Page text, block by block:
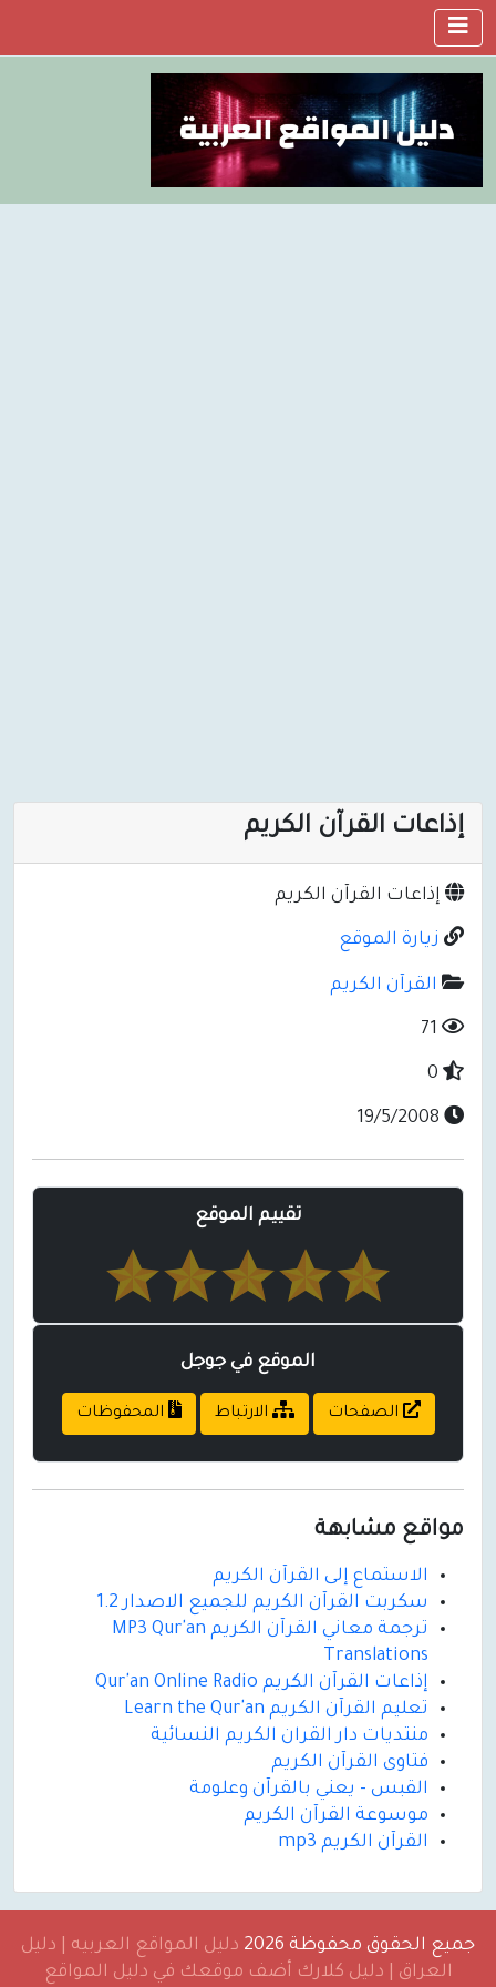
إذاعات القرآن الكريم
إذاعات القرآن الكريم
زيارة الموقع
القرآن الكريم
تقييم الموقع
الموقع في جوجل
الصفحات الارتباط المحفوظات
مواقع مشابهة
الاستماع إلى القرآن الكريم
سكربت القرآن الكريم للجميع الاصدار 1.2
ترجمة معاني القرآن الكريم MP3 Qur'an
Translations
إذاعات القرآن الكريم Qur'an Online Radio
تعليم القرآن الكريم Learn the Qur'an
منتديات دار القران الكريم النسائية
فتاوى القرآن الكريم
القبس - يعني بالقرآن وعلومة
موسوعة القرآن الكريم
القرآن الكريم mp3
جميع الحقوق محفوظة 2026
دليل المواقع العربيه | دليل
العراق | دليل كلارك أضف موقعك في دليل المواقع